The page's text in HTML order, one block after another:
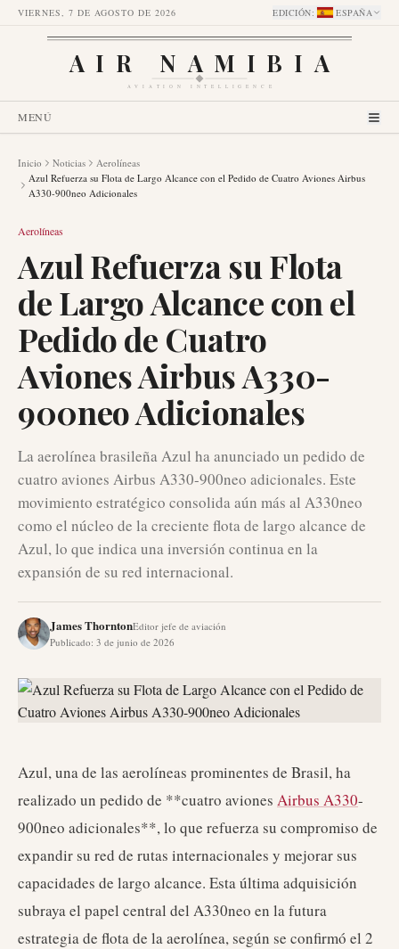
VIERNES, 7 DE AGOSTO DE 2026 EDICIÓN: ESPAÑA
AIR NAMIBIA
AVIATION INTELLIGENCE
MENÚ
Inicio Noticias
Aerolíneas
Azul Refuerza su Flota de Largo Alcance con el Pedido de Cuatro Aviones Airbus
A330-900neo Adicionales
Aerolíneas
Azul Refuerza su Flota
de Largo Alcance con el
Pedido de Cuatro
Aviones Airbus A330-
900neo Adicionales
La aerolínea brasileña Azul ha anunciado un pedido de
cuatro aviones Airbus A330-900neo adicionales. Este
movimiento estratégico consolida aún más al A330neo
como el núcleo de la creciente flota de largo alcance de
Azul, lo que indica una inversión continua en la
expansión de su red internacional.
James ThorntonEditor jefe de aviación
Publicado: 3 de junio de 2026
Azul, una de las aerolíneas prominentes de Brasil, ha
realizado un pedido de **cuatro aviones Airbus A330-
900neo adicionales**, lo que refuerza su compromiso de
expandir su red de rutas internacionales y mejorar sus
capacidades de largo alcance. Esta última adquisición
subraya el papel central del A330neo en la futura
estrategia de flota de la aerolínea, según se confirmó el 2